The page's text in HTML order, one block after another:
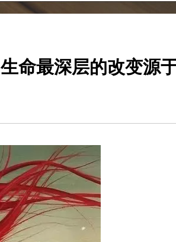
生命最深层的改变源